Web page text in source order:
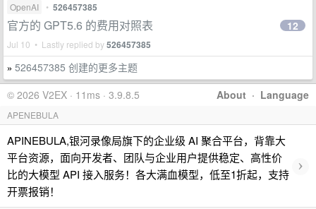
OpenAI • 526457385
官方的 GPT5.6 的费用对照表
Jul 10 • Lastly replied by526457385
12
» 526457385 创建的更多主题
About · Language
© 2026 V2EX · 11ms · 3.9.8.5
APENEBULA
APINEBULA,银河录像局旗下的企业级 AI 聚合平台，背靠大
平台资源，面向开发者、团队与企业用户提供稳定、高性价
比的大模型 API 接入服务！各大满血模型，低至1折起，支持
开票报销！
›